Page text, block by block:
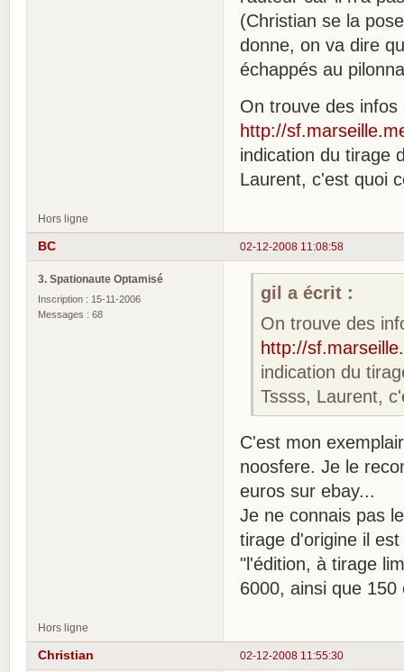
(Christian se la
donne, on va dire
échappés au
On trouve des
http://
indication du tirage
Laurent, c'est quoi
Hors ligne
02-12-2008 11:08:58
BC
3. Spationaute Optamisé
Inscription : 15-11-2006
Messages : 68
gil a écrit :
On trouve des
http://
indication du
Tssss, Laurent,
C'est mon
noosfere. Je le
euros sur ebay...
Je ne connais pas
tirage d'origine il
"l'édition, à tirage
6000, ainsi que
Hors ligne
02-12-2008 11:55:30
Christian